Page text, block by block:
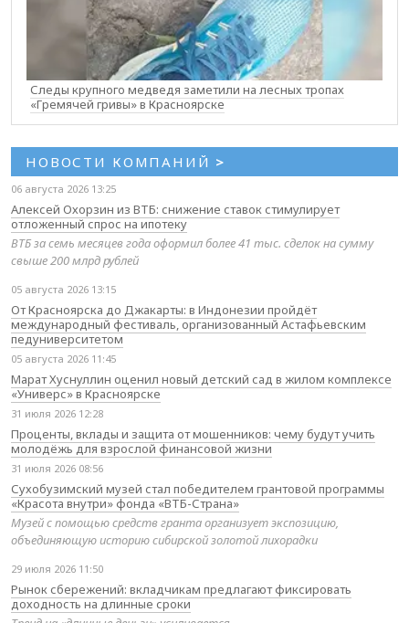
Следы крупного медведя заметили на лесных тропах
«Гремячей гривы» в Красноярске
НОВОСТИ КОМПАНИЙ >
06 августа 2026 13:25
Алексей Охорзин из ВТБ: снижение ставок стимулирует
отложенный спрос на ипотеку
ВТБ за семь месяцев года оформил более 41 тыс. сделок на сумму
свыше 200 млрд рублей
05 августа 2026 13:15
От Красноярска до Джакарты: в Индонезии пройдёт
международный фестиваль, организованный Астафьевским
педуниверситетом
05 августа 2026 11:45
Марат Хуснуллин оценил новый детский сад в жилом комплексе
«Универс» в Красноярске
31 июля 2026 12:28
Проценты, вклады и защита от мошенников: чему будут учить
молодёжь для взрослой финансовой жизни
31 июля 2026 08:56
Сухобузимский музей стал победителем грантовой программы
«Красота внутри» фонда «ВТБ-Страна»
Музей с помощью средств гранта организует экспозицию,
объединяющую историю сибирской золотой лихорадки
29 июля 2026 11:50
Рынок сбережений: вкладчикам предлагают фиксировать
доходность на длинные сроки